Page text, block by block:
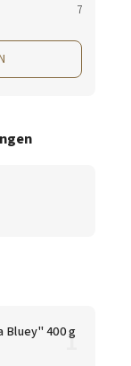
7
Bluey" 400 g